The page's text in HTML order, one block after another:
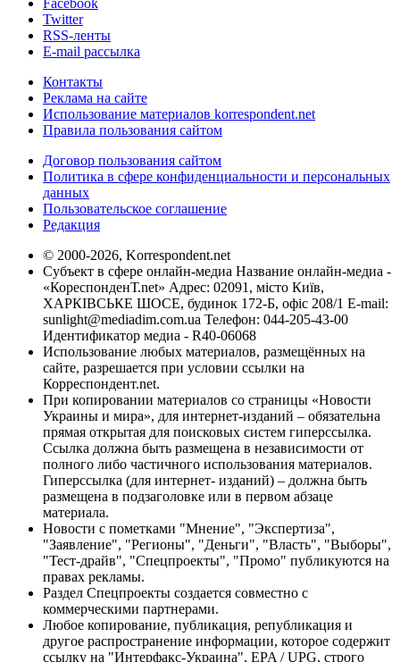
Twitter
RSS-ленты
E-mail рассылка
Контакты
Реклама на сайте
Использование материалов korrespondent.net
Правила пользования сайтом
Договор пользования сайтом
Политика в сфере конфиденциальности и персональных
данных
Пользовательское соглашение
Редакция
© 2000-2026, Korrespondent.net
Субъект в сфере онлайн-медиа Название онлайн-медиа -
«КореспонденТ.net» Адрес: 02091, місто Київ,
ХАРКІВСЬКЕ ШОСЕ, будинок 172-Б, офіс 208/1 E-mail:
sunlight@mediadim.com.ua Телефон: 044-205-43-00
Идентификатор медиа - R40-06068
Использование любых материалов, размещённых на
сайте, разрешается при условии ссылки на
Корреспондент.net.
При копировании материалов со страницы «Новости
Украины и мира», для интернет-изданий – обязательна
прямая открытая для поисковых систем гиперссылка.
Ссылка должна быть размещена в независимости от
полного либо частичного использования материалов.
Гиперссылка (для интернет- изданий) – должна быть
размещена в подзаголовке или в первом абзаце
материала.
Новости с пометками "Мнение", "Экспертиза",
"Заявление", "Регионы", "Деньги", "Власть", "Выборы",
"Тест-драйв", "Спецпроекты", "Промо" публикуются на
правах рекламы.
Раздел Спецпроекты создается совместно с
коммерческими партнерами.
Любое копирование, публикация, републикация и
другое распространение информации, которое содержит
ссылку на "Интерфакс-Украина", EPA / UPG, строго